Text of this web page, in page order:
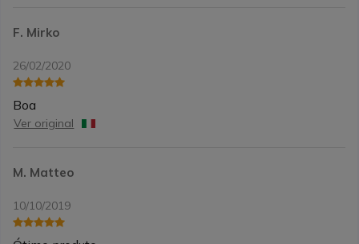
F. Mirko
26/02/2020
Boa
Ver original
M. Matteo
10/10/2019